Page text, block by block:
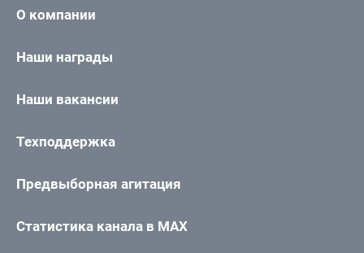
О компании
Наши награды
Наши вакансии
Техподдержка
Предвыборная агитация
Статистика канала в MAX